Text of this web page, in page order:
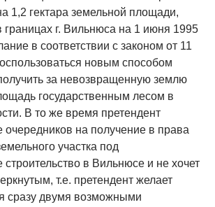
1,2 гектара земельной площади,
г. Вильнюса на 1 июня 1995
в соответствии с законом от 11
новым способом
за невозвращенную землю
государственным лесом в
В то же время претендент
очередников на получение в права
участка под
строительство в Вильнюсе и не хочет
т.е. претендент желает
сразу двумя возможными